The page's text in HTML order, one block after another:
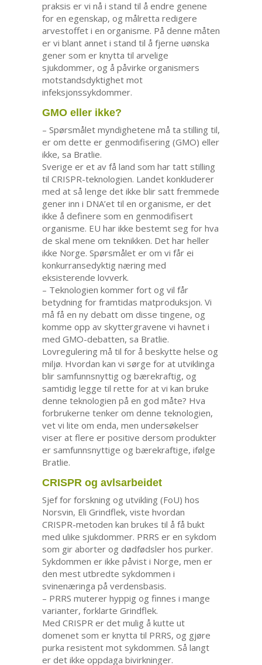
praksis er vi nå i stand til å endre genene
for en egenskap, og målretta redigere
arvestoffet i en organisme. På denne måten
er vi blant annet i stand til å fjerne uønska
gener som er knytta til arvelige
sjukdommer, og å påvirke organismers
motstandsdyktighet mot
infeksjonssykdommer.
GMO eller ikke?
– Spørsmålet myndighetene må ta stilling til,
er om dette er genmodifisering (GMO) eller
ikke, sa Bratlie.
Sverige er et av få land som har tatt stilling
til CRISPR-teknologien. Landet konkluderer
med at så lenge det ikke blir satt fremmede
gener inn i DNA’et til en organisme, er det
ikke å definere som en genmodifisert
organisme. EU har ikke bestemt seg for hva
de skal mene om teknikken. Det har heller
ikke Norge. Spørsmålet er om vi får ei
konkurransedyktig næring med
eksisterende lovverk.
– Teknologien kommer fort og vil får
betydning for framtidas matproduksjon. Vi
må få en ny debatt om disse tingene, og
komme opp av skyttergravene vi havnet i
med GMO-debatten, sa Bratlie.
Lovregulering må til for å beskytte helse og
miljø. Hvordan kan vi sørge for at utviklinga
blir samfunnsnyttig og bærekraftig, og
samtidig legge til rette for at vi kan bruke
denne teknologien på en god måte? Hva
forbrukerne tenker om denne teknologien,
vet vi lite om enda, men undersøkelser
viser at flere er positive dersom produkter
er samfunnsnyttige og bærekraftige, ifølge
Bratlie.
CRISPR og avlsarbeidet
Sjef for forskning og utvikling (FoU) hos
Norsvin, Eli Grindflek, viste hvordan
CRISPR-metoden kan brukes til å få bukt
med ulike sjukdommer. PRRS er en sykdom
som gir aborter og dødfødsler hos purker.
Sykdommen er ikke påvist i Norge, men er
den mest utbredte sykdommen i
svinenæringa på verdensbasis.
– PRRS muterer hyppig og finnes i mange
varianter, forklarte Grindflek.
Med CRISPR er det mulig å kutte ut
domenet som er knytta til PRRS, og gjøre
purka resistent mot sykdommen. Så langt
er det ikke oppdaga bivirkninger.